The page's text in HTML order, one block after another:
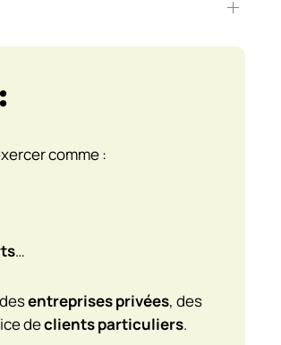
comme :
…
entreprises privées, des
declients particuliers.